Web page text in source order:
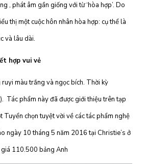
, phát âm gần giống với từ ‘hòa hợp’. Do
thị một cuộc hôn nhân hòa hợp: cụ thể là
và lâu dài.
hợp vui vẻ
màu trắng và ngọc bích. Thời kỳ
phẩm này đã được giới thiệu trên tạp
chọn tuyệt vời về các tác phẩm nghệ
ngày 10 tháng 5 năm 2016 tại Christie’s ở
110.500 bảng Anh